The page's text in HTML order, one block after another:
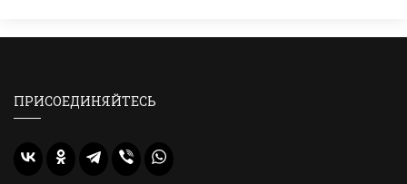
ПРИСОЕДИНЯЙТЕСЬ